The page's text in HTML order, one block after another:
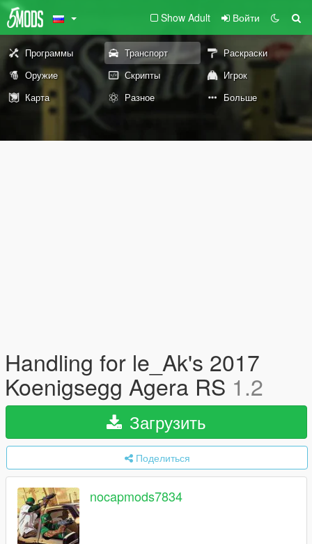
Show Adult Войти
Программы Транспорт
Раскраски
Оружие
Скрипты
Игрок
Карта
Разное Больше
Handling for le_Ak's 2017
Koenigsegg Agera RS 1.2
Загрузить
Поделиться
nocapmods7834